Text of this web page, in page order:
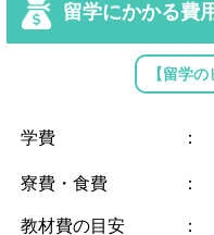
留学にかかる費
【留学
学費 ：
寮費・食費 ：
教材費の目安 ：